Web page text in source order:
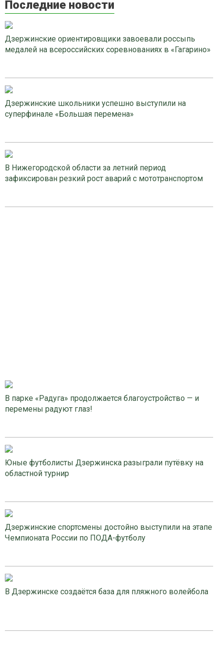
Последние новости
Дзержинские ориентировщики завоевали россыпь
медалей на всероссийских соревнованиях в «Гагарино»
Дзержинские школьники успешно выступили на
суперфинале «Большая перемена»
В Нижегородской области за летний период
зафиксирован резкий рост аварий с мототранспортом
В парке «Радуга» продолжается благоустройство — и
перемены радуют глаз!
Юные футболисты Дзержинска разыграли путёвку на
областной турнир
Дзержинские спортсмены достойно выступили на этапе
Чемпионата России по ПОДА-футболу
В Дзержинске создаётся база для пляжного волейбола